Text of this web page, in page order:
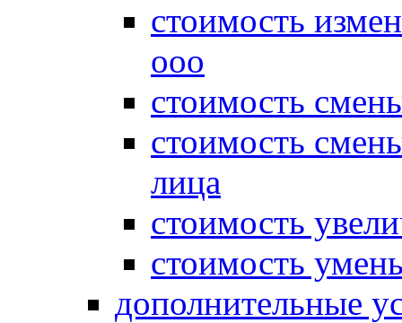
стоимость
ооо
стоимость
стоимость
лица
стоимость
стоимость
дополнительные